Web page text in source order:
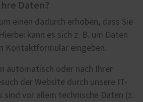
Daten?
einen dadurch erhoben, dass Sie
kann es sich z. B. um Daten
Kontaktformular eingeben.
automatisch oder nach Ihrer
der Website durch unsere IT-
sind vor allem technische Daten (z.